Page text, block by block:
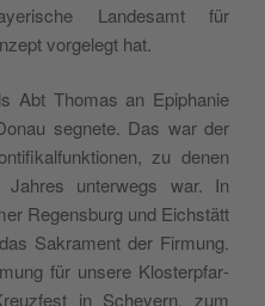
Lan­desamt für
vorgelegt hat.
Abt Thomas an Epiphanie
seg­nete. Das war der
zu denen
unter­wegs war. In
Regens­burg und Eich­stätt
Sakra­ment der Fir­mung.
für unsere Klosterp­far­
in Schey­ern, zum